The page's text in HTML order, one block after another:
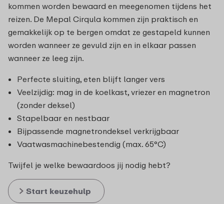
kommen worden bewaard en meegenomen tijdens het
reizen. De Mepal Cirqula kommen zijn praktisch en
gemakkelijk op te bergen omdat ze gestapeld kunnen
worden wanneer ze gevuld zijn en in elkaar passen
wanneer ze leeg zijn.
Perfecte sluiting, eten blijft langer vers
Veelzijdig: mag in de koelkast, vriezer en magnetron
(zonder deksel)
Stapelbaar en nestbaar
Bijpassende magnetrondeksel verkrijgbaar
Vaatwasmachinebestendig (max. 65°C)
Twijfel je welke bewaardoos jij nodig hebt?
Start keuzehulp